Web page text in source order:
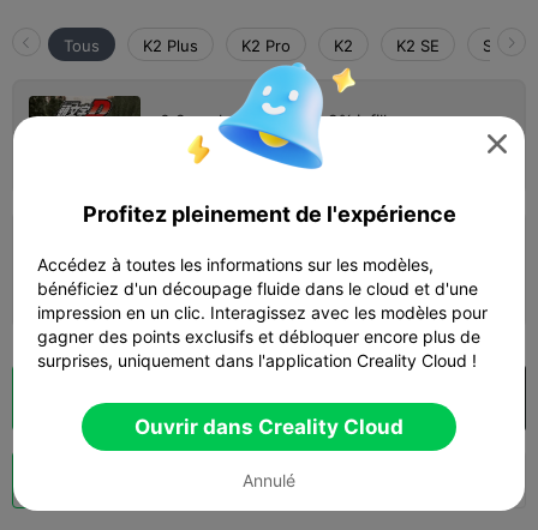
Tous K2 Plus K2 Pro K2 K2 SE
0.2mm layer, 2 walls, 9% infill
Auteur 02h 37m
 02h 39m  1 plates  44.95g
3.9K

Profitez pleinement de l'expérience
Accédez à toutes les informations sur les modèles,
bénéficiez d'un découpage fluide dans le cloud et d'une
impression en un clic. Interagissez avec les modèles pour
gagner des points exclusifs et débloquer encore plus de
surprises, uniquement dans l'application Creality Cloud !
Ouvrir dans Creality Cloud
Annulé